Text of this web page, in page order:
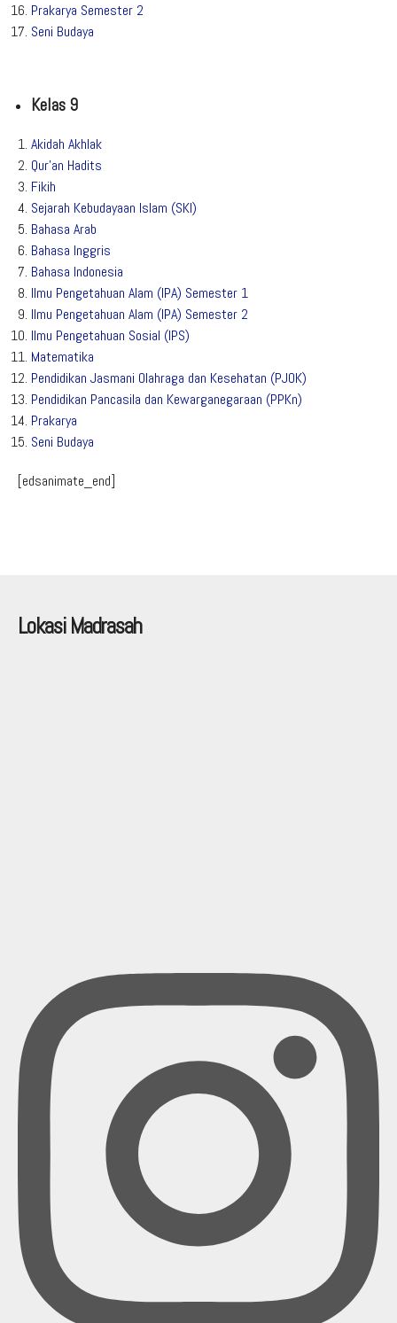
Prakarya Semester 2
Seni Budaya
Kelas 9
Akidah Akhlak
Qur’an Hadits
Fikih
Sejarah Kebudayaan Islam (SKI)
Bahasa Arab
Bahasa Inggris
Bahasa Indonesia
Ilmu Pengetahuan Alam (IPA) Semester 1
Ilmu Pengetahuan Alam (IPA) Semester 2
Ilmu Pengetahuan Sosial (IPS)
Matematika
Pendidikan Jasmani Olahraga dan Kesehatan (PJOK)
Pendidikan Pancasila dan Kewarganegaraan (PPKn)
Prakarya
Seni Budaya
[edsanimate_end]
Lokasi Madrasah